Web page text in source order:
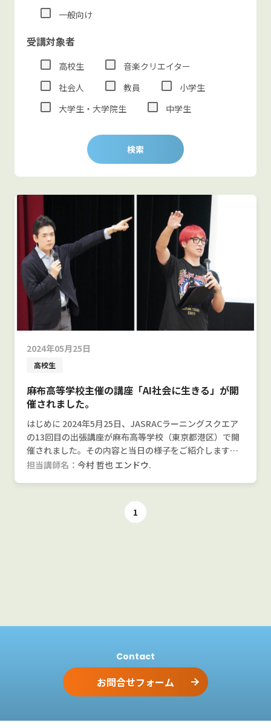
一般向け
受講対象者
高校生
音楽クリエイター
社会人
教員
小学生
大学生・大学院生
中学生
検索
2024年05月25日
高校生
麻布高等学校主催の講座「AI社会に生きる」が開
催されました。
はじめに 2024年5月25日、JASRACラーニングスクエア
の13回目の出張講座が麻布高等学校（東京都港区）で開
催されました。その内容と当日の様子をご紹介します。 1
麻布高等学校について 麻布高等学校は、自由闊達・自主
担当講師名： 今村 哲也 エンドウ.
1
Contact
お問合せフォーム